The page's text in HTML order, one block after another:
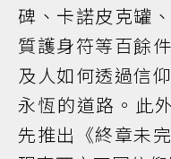
碑、卡諾皮克罐
質護身符等百餘
及人如何透過信
永恆的道路。此
先推出《終章未